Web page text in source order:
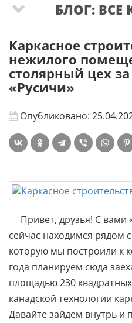
Каркасное
нежилого
столярный цех
«Русичи»
Опубликовано:
Привет, друзья! С вами
сейчас находимся рядом
которую мы построили к
года планируем сюда
площадью 230
канадской технологии
Давайте зайдем внутрь и
БЛОГ: ВСЕ